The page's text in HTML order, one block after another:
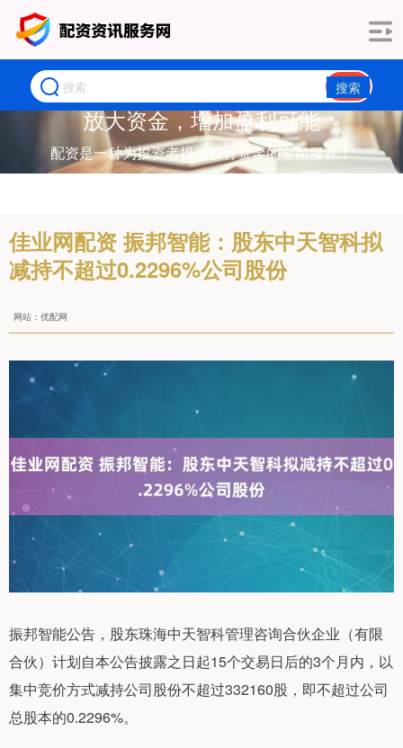
搜索
放大资金，增加盈利可能
配资是一种为投资者提供杠杆资金的金融服务！
佳业网配资 振邦智能：股东中天智科拟
减持不超过0.2296%公司股份
网站：优配网
振邦智能公告，股东珠海中天智科管理咨询合伙企业（有限
合伙）计划自本公告披露之日起15个交易日后的3个月内，以
集中竞价方式减持公司股份不超过332160股，即不超过公司
总股本的0.2296%。